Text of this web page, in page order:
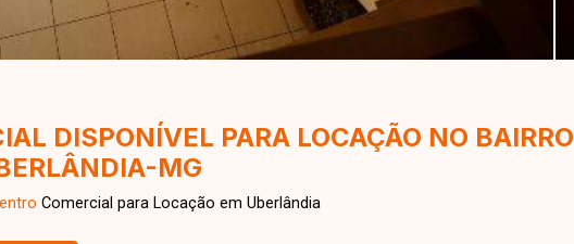
DISPONÍVEL PARA LOCAÇÃO NO BAIRRO
MG
Comercial para Locação em Uberlândia